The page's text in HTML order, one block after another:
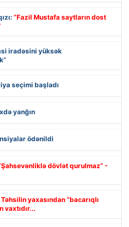
“Fazil Mustafa saytların dost
iradəsini yüksək
seçimi başladı
yanğın
ödənildi
dövlət qurulmaz” -
Təhsilin yaxasından “bacarıqlı
vaxtıdır...